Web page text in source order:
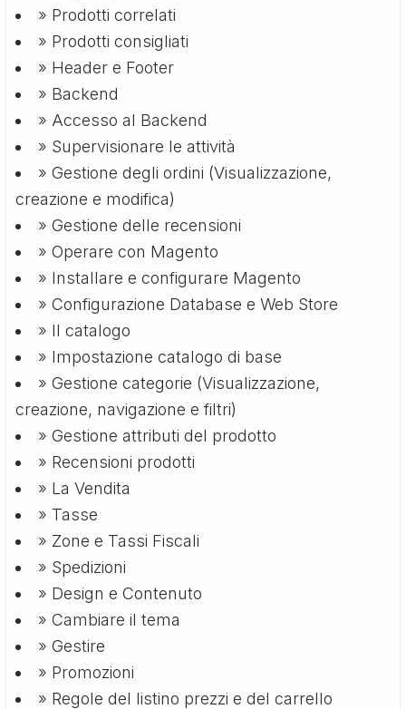
» Prodotti correlati
» Prodotti consigliati
» Header e Footer
» Backend
» Accesso al Backend
» Supervisionare le attività
» Gestione degli ordini (Visualizzazione,
creazione e modifica)
» Gestione delle recensioni
» Operare con Magento
» Installare e configurare Magento
» Configurazione Database e Web Store
» Il catalogo
» Impostazione catalogo di base
» Gestione categorie (Visualizzazione,
creazione, navigazione e filtri)
» Gestione attributi del prodotto
» Recensioni prodotti
» La Vendita
» Tasse
» Zone e Tassi Fiscali
» Spedizioni
» Design e Contenuto
» Cambiare il tema
» Gestire
» Promozioni
» Regole del listino prezzi e del carrello